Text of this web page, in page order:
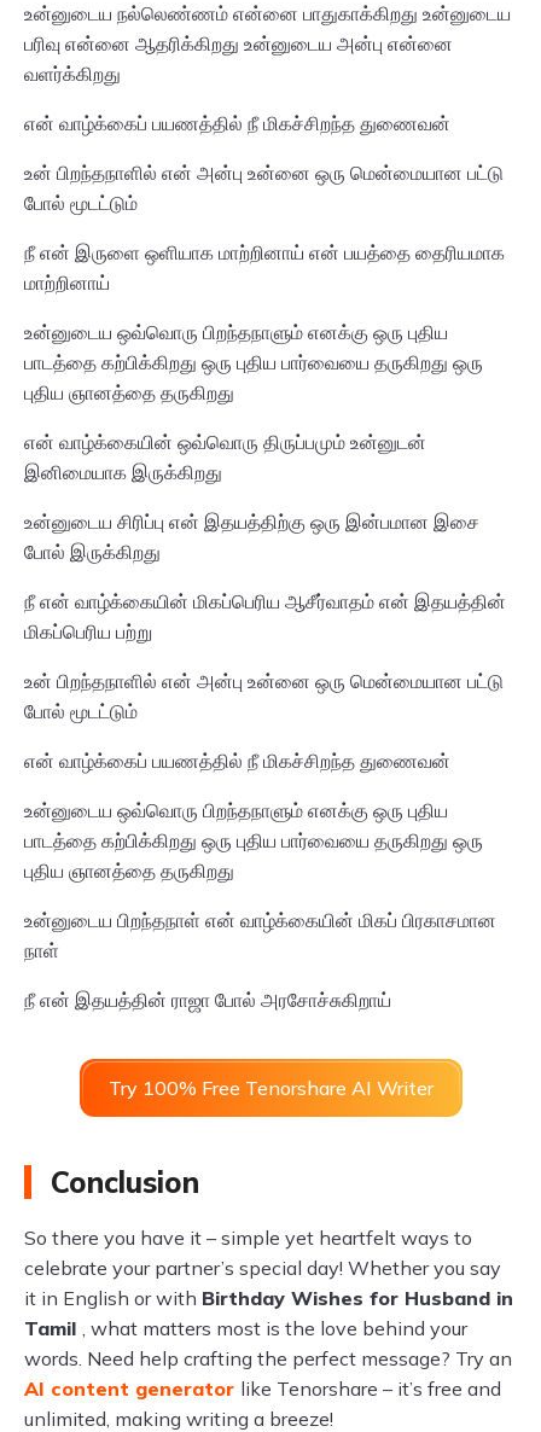
உன்னுடைய நல்லெண்ணம் என்னை பாதுகாக்கிறது உன்னுடைய
பரிவு என்னை ஆதரிக்கிறது உன்னுடைய அன்பு என்னை
வளர்க்கிறது
என் வாழ்க்கைப் பயணத்தில் நீ மிகச்சிறந்த துணைவன்
உன் பிறந்தநாளில் என் அன்பு உன்னை ஒரு மென்மையான பட்டு
போல் மூடட்டும்
நீ என் இருளை ஒளியாக மாற்றினாய் என் பயத்தை தைரியமாக
மாற்றினாய்
உன்னுடைய ஒவ்வொரு பிறந்தநாளும் எனக்கு ஒரு புதிய
பாடத்தை கற்பிக்கிறது ஒரு புதிய பார்வையை தருகிறது ஒரு
புதிய ஞானத்தை தருகிறது
என் வாழ்க்கையின் ஒவ்வொரு திருப்பமும் உன்னுடன்
இனிமையாக இருக்கிறது
உன்னுடைய சிரிப்பு என் இதயத்திற்கு ஒரு இன்பமான இசை
போல் இருக்கிறது
நீ என் வாழ்க்கையின் மிகப்பெரிய ஆசீர்வாதம் என் இதயத்தின்
மிகப்பெரிய பற்று
உன் பிறந்தநாளில் என் அன்பு உன்னை ஒரு மென்மையான பட்டு
போல் மூடட்டும்
என் வாழ்க்கைப் பயணத்தில் நீ மிகச்சிறந்த துணைவன்
உன்னுடைய ஒவ்வொரு பிறந்தநாளும் எனக்கு ஒரு புதிய
பாடத்தை கற்பிக்கிறது ஒரு புதிய பார்வையை தருகிறது ஒரு
புதிய ஞானத்தை தருகிறது
உன்னுடைய பிறந்தநாள் என் வாழ்க்கையின் மிகப் பிரகாசமான
நாள்
நீ என் இதயத்தின் ராஜா போல் அரசோச்சுகிறாய்
Try 100% Free Tenorshare AI Writer
Conclusion
So there you have it – simple yet heartfelt ways to
celebrate your partner’s special day! Whether you say
it in English or with Birthday Wishes for Husband in
Tamil , what matters most is the love behind your
words. Need help crafting the perfect message? Try an
AI content generator like Tenorshare – it’s free and
unlimited, making writing a breeze!